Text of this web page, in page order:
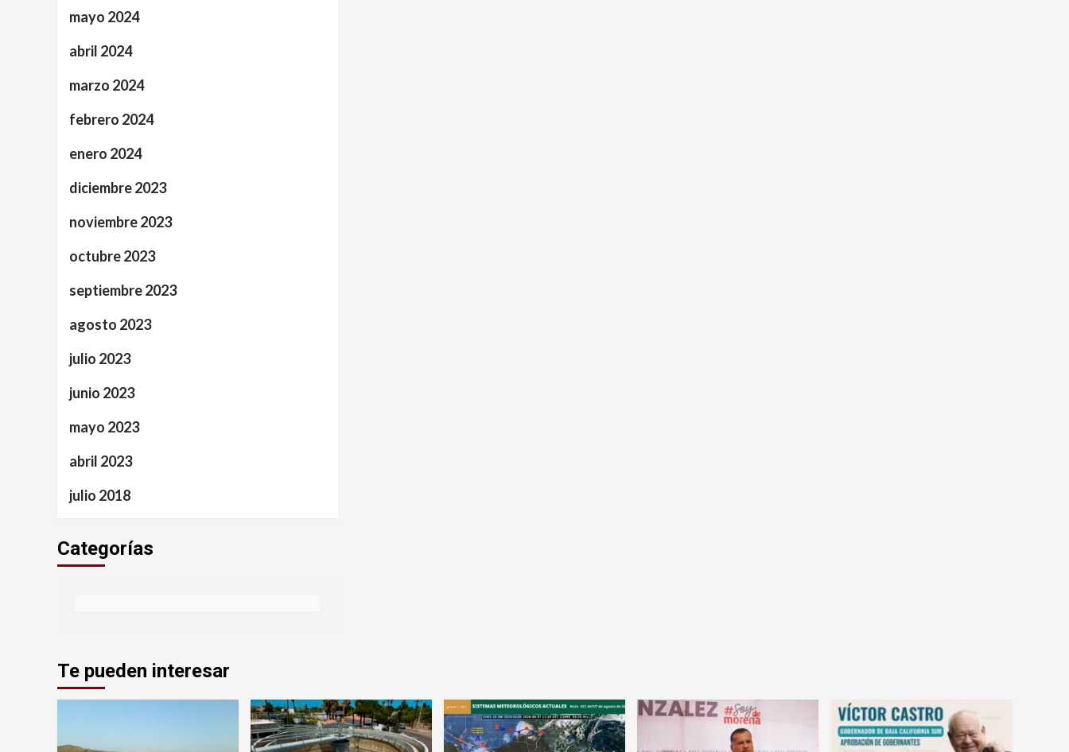
mayo 2024
abril 2024
marzo 2024
febrero 2024
enero 2024
diciembre 2023
noviembre 2023
octubre 2023
septiembre 2023
agosto 2023
julio 2023
junio 2023
mayo 2023
abril 2023
julio 2018
Categorías
Te pueden interesar